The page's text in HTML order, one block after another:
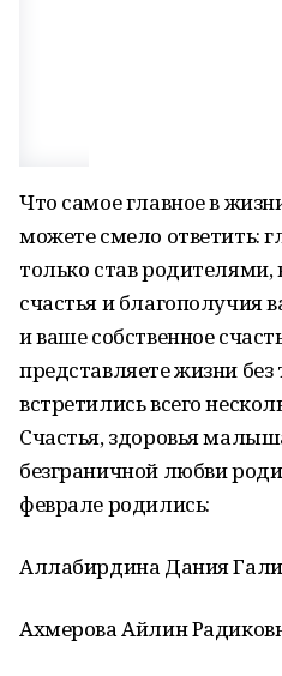
Что самое главное в
можете смело ответить:
только став родителями,
счастья и благополучия
и ваше собственное
представляете жизни без
встретились всего
Счастья, здоровья
безграничной любви
феврале родились:
Аллабирдина Дания
Ахмерова Айлин